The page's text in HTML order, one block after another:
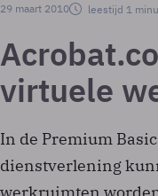
29 maart 2010
leestijd 1
virtuele
In de Premium
dienstverlening